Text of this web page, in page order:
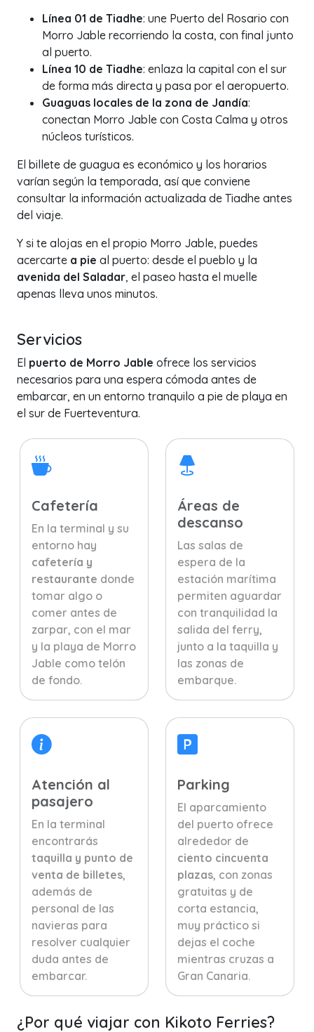
Línea 01 de Tiadhe: une Puerto del Rosario con
Morro Jable recorriendo la costa, con final junto
al puerto.
Línea 10 de Tiadhe: enlaza la capital con el sur
de forma más directa y pasa por el aeropuerto.
Guaguas locales de la zona de Jandía:
conectan Morro Jable con Costa Calma y otros
núcleos turísticos.
El billete de guagua es económico y los horarios
varían según la temporada, así que conviene
consultar la información actualizada de Tiadhe antes
del viaje.
Y si te alojas en el propio Morro Jable, puedes
acercarte a pie al puerto: desde el pueblo y la
avenida del Saladar, el paseo hasta el muelle
apenas lleva unos minutos.
Servicios
El puerto de Morro Jable ofrece los servicios
necesarios para una espera cómoda antes de
embarcar, en un entorno tranquilo a pie de playa en
el sur de Fuerteventura.
Cafetería
En la terminal y su
entorno hay
cafetería y
restaurante donde
tomar algo o
comer antes de
zarpar, con el mar
y la playa de Morro
Jable como telón
de fondo.
Áreas de
descanso
Las salas de
espera de la
estación marítima
permiten aguardar
con tranquilidad la
salida del ferry,
junto a la taquilla y
las zonas de
embarque.
Atención al
pasajero
En la terminal
encontrarás
taquilla y punto de
venta de billetes,
además de
personal de las
navieras para
resolver cualquier
duda antes de
embarcar.
Parking
El aparcamiento
del puerto ofrece
alrededor de
ciento cincuenta
plazas, con zonas
gratuitas y de
corta estancia,
muy práctico si
dejas el coche
mientras cruzas a
Gran Canaria.
¿Por qué viajar con Kikoto Ferries?